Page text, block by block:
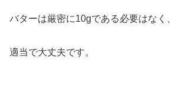
バターは厳密に10gである必要はなく、
適当で大丈夫です。